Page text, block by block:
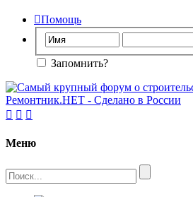
Помощь
Запомнить?
  
Меню